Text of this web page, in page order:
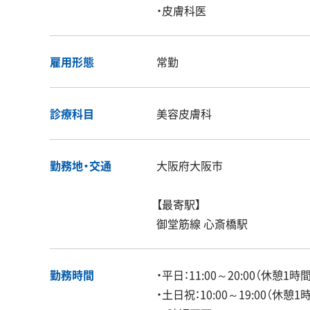
・皮膚科医
雇用形態 常勤
診療科目 美容皮膚科
勤務地・交通 大阪府大阪市
【最寄駅】
御堂筋線 心斎橋駅
勤務時間
・平日：11:00～20:00（休憩1時間
・土日祝：10:00～19:00（休憩1時